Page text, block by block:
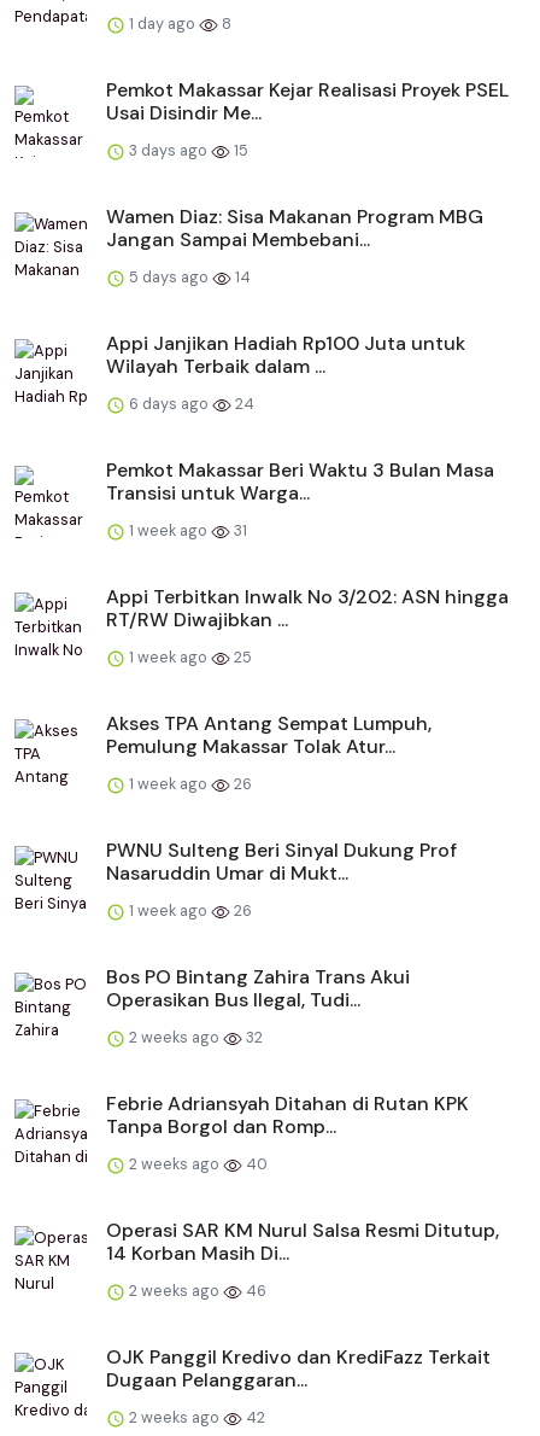
1 day ago 8
Pemkot Makassar Kejar Realisasi Proyek PSEL
Usai Disindir Me...
3 days ago 15
Wamen Diaz: Sisa Makanan Program MBG
Jangan Sampai Membebani...
5 days ago 14
Appi Janjikan Hadiah Rp100 Juta untuk
Wilayah Terbaik dalam ...
6 days ago 24
Pemkot Makassar Beri Waktu 3 Bulan Masa
Transisi untuk Warga...
1 week ago 31
Appi Terbitkan Inwalk No 3/202: ASN hingga
RT/RW Diwajibkan ...
1 week ago 25
Akses TPA Antang Sempat Lumpuh,
Pemulung Makassar Tolak Atur...
1 week ago 26
PWNU Sulteng Beri Sinyal Dukung Prof
Nasaruddin Umar di Mukt...
1 week ago 26
Bos PO Bintang Zahira Trans Akui
Operasikan Bus Ilegal, Tudi...
2 weeks ago 32
Febrie Adriansyah Ditahan di Rutan KPK
Tanpa Borgol dan Romp...
2 weeks ago 40
Operasi SAR KM Nurul Salsa Resmi Ditutup,
14 Korban Masih Di...
2 weeks ago 46
OJK Panggil Kredivo dan KrediFazz Terkait
Dugaan Pelanggaran...
2 weeks ago 42